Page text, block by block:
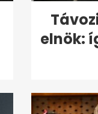
elnök: